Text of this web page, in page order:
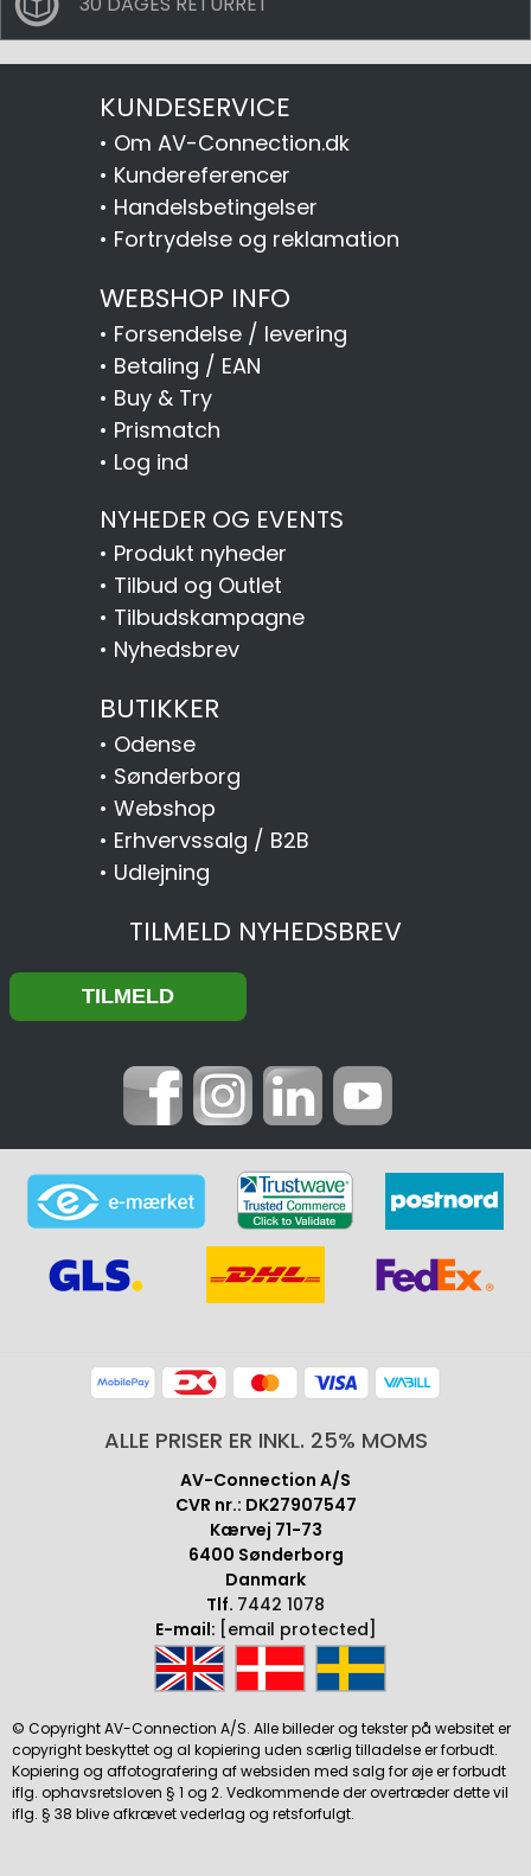
KUNDESERVICE
• Om AV-Connection.dk
• Kundereferencer
• Handelsbetingelser
• Fortrydelse og reklamation
WEBSHOP INFO
• Forsendelse / levering
• Betaling / EAN
• Buy & Try
• Prismatch
• Log ind
NYHEDER OG EVENTS
• Produkt nyheder
• Tilbud og Outlet
• Tilbudskampagne
• Nyhedsbrev
BUTIKKER
• Odense
• Sønderborg
• Webshop
• Erhvervssalg / B2B
• Udlejning
TILMELD NYHEDSBREV
ALLE PRISER ER INKL. 25% MOMS
AV-Connection A/S
CVR nr.: DK27907547
Kærvej 71-73
6400 Sønderborg
Danmark
Tlf. 7442 1078
E-mail: [email protected]
© Copyright AV-Connection A/S. Alle billeder og tekster på websitet er
copyright beskyttet og al kopiering uden særlig tilladelse er forbudt.
Kopiering og affotografering af websiden med salg for øje er forbudt
iflg. ophavsretsloven § 1 og 2. Vedkommende der overtræder dette vil
iflg. § 38 blive afkrævet vederlag og retsforfulgt.